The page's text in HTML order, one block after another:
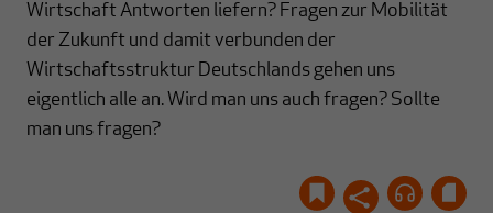
Wirtschaft Antworten liefern? Fragen zur Mobilität
der Zukunft und damit verbunden der
Wirtschaftsstruktur Deutschlands gehen uns
eigentlich alle an. Wird man uns auch fragen? Sollte
man uns fragen?